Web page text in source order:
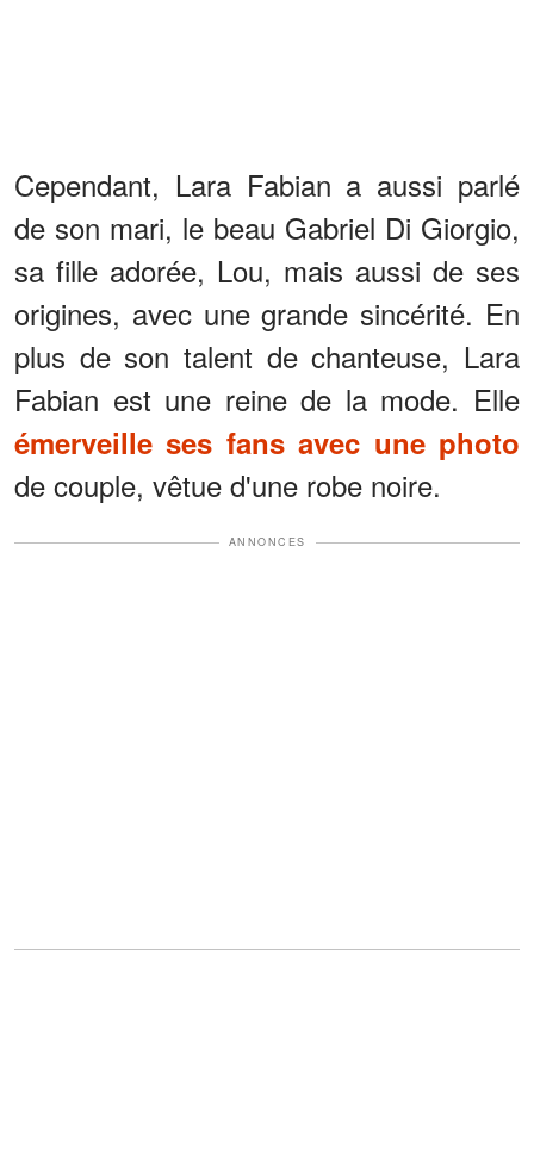
Cependant, Lara Fabian a aussi parlé
de son mari, le beau Gabriel Di Giorgio,
sa fille adorée, Lou, mais aussi de ses
origines, avec une grande sincérité. En
plus de son talent de chanteuse, Lara
Fabian est une reine de la mode. Elle
émerveille ses fans avec une photo
de couple, vêtue d'une robe noire.
ANNONCES